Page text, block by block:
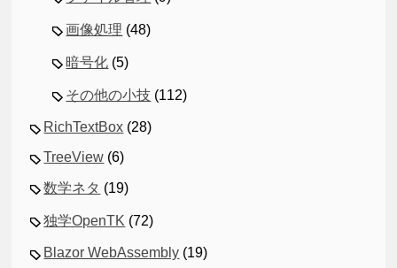
画像処理 (48)
暗号化 (5)
その他の小技 (112)
RichTextBox (28)
TreeView (6)
数学ネタ (19)
独学OpenTK (72)
Blazor WebAssembly (19)